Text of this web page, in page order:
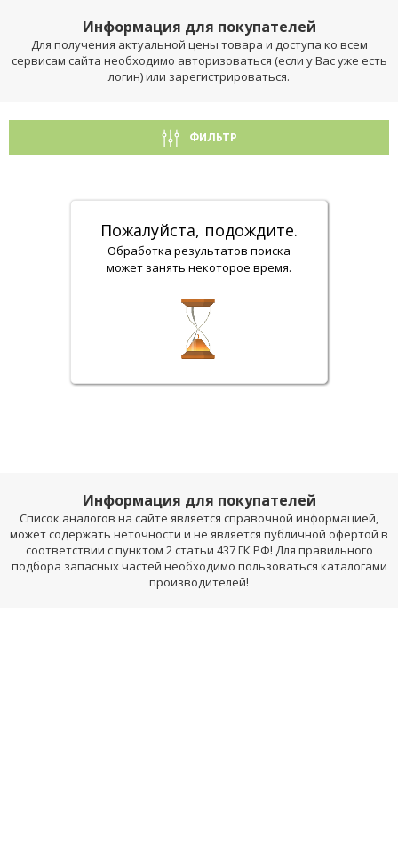
Информация для покупателей
Для получения актуальной цены товара и доступа ко всем
сервисам сайта необходимо авторизоваться (если у Вас уже есть
логин) или зарегистрироваться.
ФИЛЬТР
Пожалуйста, подождите.
Обработка результатов поиска
может занять некоторое время.
Информация для покупателей
Список аналогов на сайте является справочной информацией,
может содержать неточности и не является публичной офертой в
соответствии с пунктом 2 статьи 437 ГК РФ! Для правильного
подбора запасных частей необходимо пользоваться каталогами
производителей!